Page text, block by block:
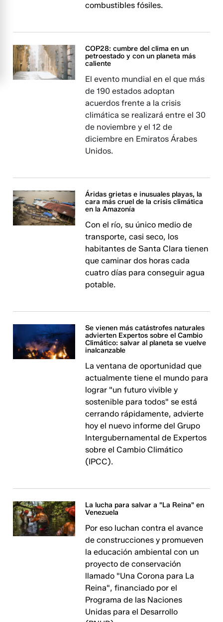
combustibles fósiles.
COP28: cumbre del clima en un
petroestado y con un planeta más
caliente
El evento mundial en el que más
de 190 estados adoptan
acuerdos frente a la crisis
climática se realizará entre el 30
de noviembre y el 12 de
diciembre en Emiratos Árabes
Unidos.
Áridas grietas e inusuales playas, la
cara más cruel de la crisis climática
en la Amazonía
Con el río, su único medio de
transporte, casi seco, los
habitantes de Santa Clara tienen
que caminar dos horas cada
cuatro días para conseguir agua
potable.
Se vienen más catástrofes naturales
advierten Expertos sobre el Cambio
Climático: salvar al planeta se vuelve
inalcanzable
La ventana de oportunidad que
actualmente tiene el mundo para
lograr "un futuro vivible y
sostenible para todos" se está
cerrando rápidamente, advierte
hoy el nuevo informe del Grupo
Intergubernamental de Expertos
sobre el Cambio Climático
(IPCC).
La lucha para salvar a "La Reina" en
Venezuela
Por eso luchan contra el avance
de construcciones y promueven
la educación ambiental con un
proyecto de conservación
llamado "Una Corona para La
Reina", financiado por el
Programa de las Naciones
Unidas para el Desarrollo